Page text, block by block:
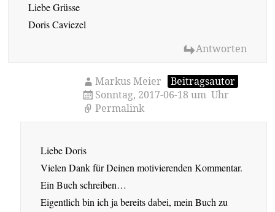
Liebe Grüsse
Doris Caviezel
Antworten
Markus Meier
Beitragsautor
Sonntag, 2017-06-18 um Uhr
Permalink
Liebe Doris
Vielen Dank für Deinen motivierenden Kommentar.
Ein Buch schreiben…
Eigentlich bin ich ja bereits dabei, mein Buch zu